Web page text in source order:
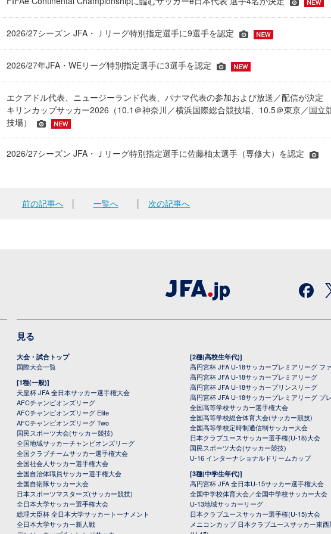
2026/27シーズン JFA・Ｊリーグ特別指定選手に9選手を認定
2026/27年JFA・WEリーグ特別指定選手に3選手を認定
エクアドル代表、ニュージーランド代表、パナマ代表の参加および放送／配信が決定
キリンカップサッカー2026（10.1＠神奈川／横浜国際総合競技場、10.5＠東京／国立
技場）
2026/27シーズン JFA・Ｊリーグ特別指定選手に佐藤柚太選手（専修大）を認定
前の記事へ│ 一覧へ 次の記事へ
見る
大会・試合トップ
国際大会一覧
[1種(一般)]
天皇杯 JFA 全日本サッカー選手権大会
AFCチャンピオンズリーグ
AFCチャンピオンズリーグ Elite
AFCチャンピオンズリーグ Two
国民スポーツ大会(サッカー競技)
全国地域サッカーチャンピオンズリーグ
全国クラブチームサッカー選手権大会
全国社会人サッカー選手権大会
全国自治体職員サッカー選手権大会
全国自衛隊サッカー大会
日本スポーツマスターズ(サッカー競技)
全日本大学サッカー選手権大会
総理大臣杯 全日本大学サッカートーナメント
全日本大学サッカー新人戦
[2種(高校生年代)]
高円宮杯 JFA U-18サッカープレミアリーグ フ
高円宮杯 JFA U-18サッカープレミアリーグ
高円宮杯 JFA U-18サッカープリンスリーグ
高円宮杯 JFA U-18サッカープレミアリーグ プ
全国高等学校サッカー選手権大会
全国高等学校総合体育大会(サッカー競技)
全国高等学校定時制通信制サッカー大会
日本クラブユースサッカー選手権(U-18)大会
国民スポーツ大会(サッカー競技)
U-16 インターナショナルドリームカップ
[3種(中学生年代)]
高円宮杯 JFA 全日本U-15サッカー選手権大会
全国中学校体育大会／全国中学校サッカー大会
U-13地域サッカーリーグ
日本クラブユースサッカー選手権(U-15)大会
メニコンカップ 日本クラブユースサッカー東